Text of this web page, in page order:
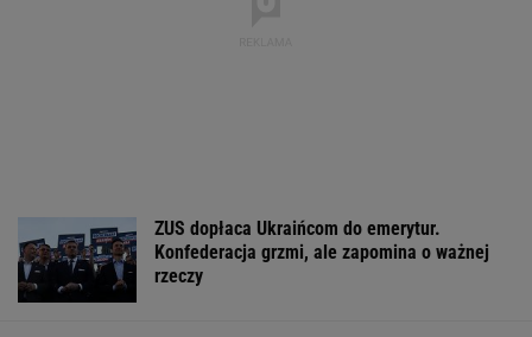
ZUS dopłaca Ukraińcom do emerytur.
Konfederacja grzmi, ale zapomina o ważnej
rzeczy